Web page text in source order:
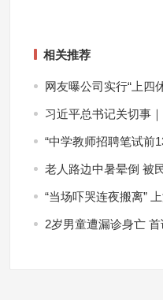
相关推荐
网友曝公司实行“上四
习近平总书记关切事
“中学教师招聘笔试前
老人路边中暑晕倒 被
“当场吓哭连夜搬离”
2岁男童遭漏诊身亡